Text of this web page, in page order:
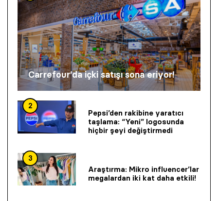
Carrefour’da içki satışı sona eriyor!
2
Pepsi’den rakibine yaratıcı
taşlama: “Yeni” logosunda
hiçbir şeyi değiştirmedi
3
Araştırma: Mikro influencer’lar
megalardan iki kat daha etkili!